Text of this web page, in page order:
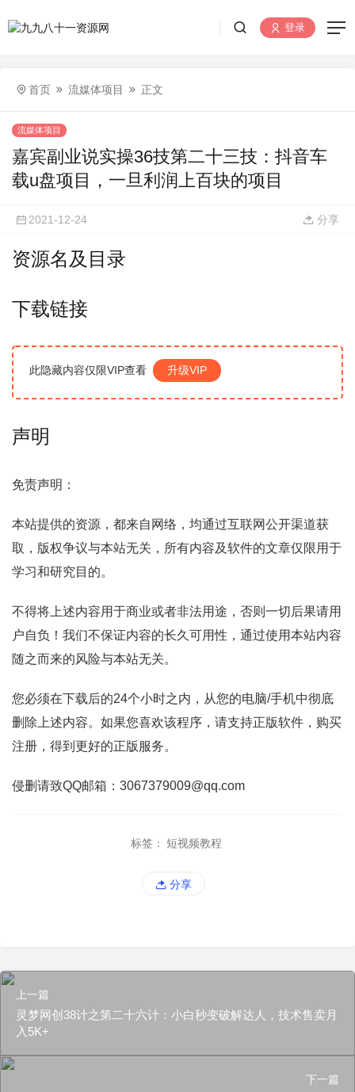
登录
首页 流媒体项目 正文
流媒体项目
嘉宾副业说实操36技第二十三技：抖音车
载u盘项目，一旦利润上百块的项目
2021-12-24 分享
资源名及目录
下载链接
此隐藏内容仅限VIP查看 升级VIP
声明
免责声明：
本站提供的资源，都来自网络，均通过互联网公开渠道获
取，版权争议与本站无关，所有内容及软件的文章仅限用于
学习和研究目的。
不得将上述内容用于商业或者非法用途，否则一切后果请用
户自负！我们不保证内容的长久可用性，通过使用本站内容
随之而来的风险与本站无关。
您必须在下载后的24个小时之内，从您的电脑/手机中彻底
删除上述内容。如果您喜欢该程序，请支持正版软件，购买
注册，得到更好的正版服务。
侵删请致QQ邮箱：3067379009@qq.com
标签： 短视频教程
分享
上一篇
灵梦网创38计之第二十六计：小白秒变破解达人，技术售卖月
入5K+
下一篇